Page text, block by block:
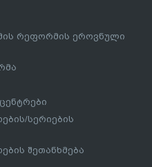
რეფორმის ეროვნული
სერიების
შეთანხმება